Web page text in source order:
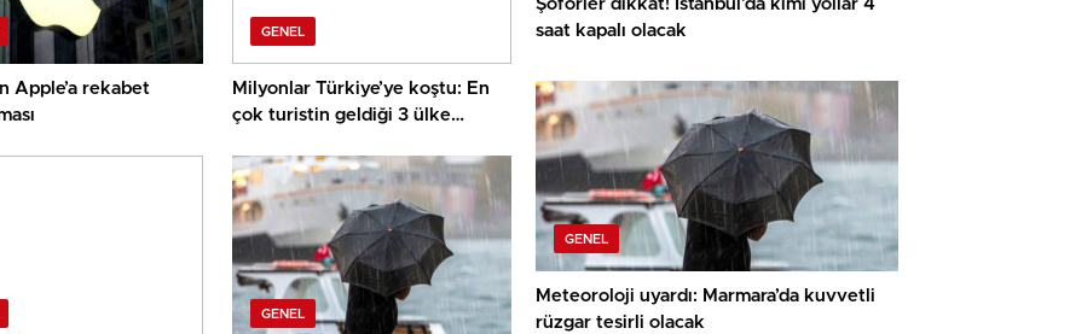
Apple’a rekabet
GENEL
Milyonlar Türkiye’ye koştu: En
çok turistin geldiği 3 ülke
GENEL
Şoförler dikkat! İstanbul’da kimi yollar 4
saat kapalı olacak
GENEL
Meteoroloji uyardı: Marmara’da kuvvetli
rüzgar tesirli olacak